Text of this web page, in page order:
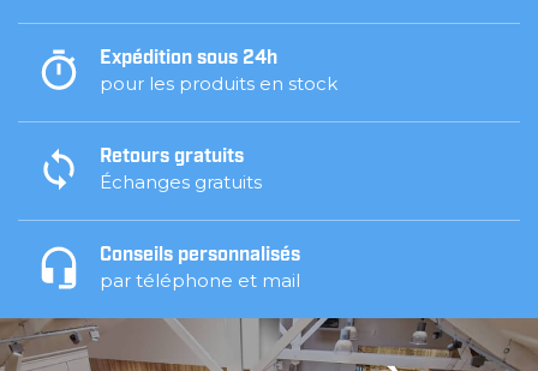
Expédition sous 24h
pour les produits en stock
Retours gratuits
Échanges gratuits
Conseils personnalisés
par téléphone et mail